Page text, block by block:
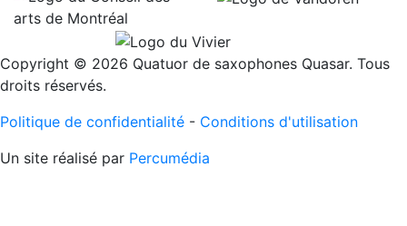
Copyright © 2026 Quatuor de saxophones Quasar. Tous
droits réservés.
Politique de confidentialité - Conditions d'utilisation
Un site réalisé par Percumédia